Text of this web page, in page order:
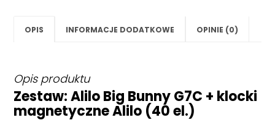
OPIS INFORMACJE DODATKOWE OPINIE (0)
Opis produktu
Zestaw: Alilo Big Bunny G7C + klocki
magnetyczne Alilo (40 el.)